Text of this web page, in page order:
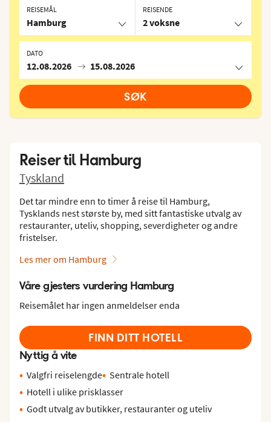
REISEMÅL
Hamburg
DATO
12.08.2026 15.08.2026
REISENDE
2 voksne
SØK
Reiser til Hamburg
Tyskland
Det tar mindre enn to timer å reise til Hamburg,
Tysklands nest største by, med sitt fantastiske utvalg av
restauranter, uteliv, shopping, severdigheter og andre
fristelser.
Les mer om Hamburg
Våre gjesters vurdering Hamburg
Reisemålet har ingen anmeldelser enda
FINN DITT HOTELL
Nyttig å vite
Valgfri reiselengde
Sentrale hotell
Hotell i ulike prisklasser
Godt utvalg av butikker, restauranter og uteliv